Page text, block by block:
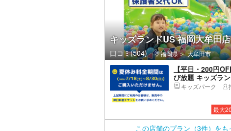
キッズランドUS 福岡大牟田店
口コミ(504) 福岡県 大牟田市
【平日・200円
び放題 キッズラ
田店キッズパーク
最大
この店舗のプラン（3件）をも